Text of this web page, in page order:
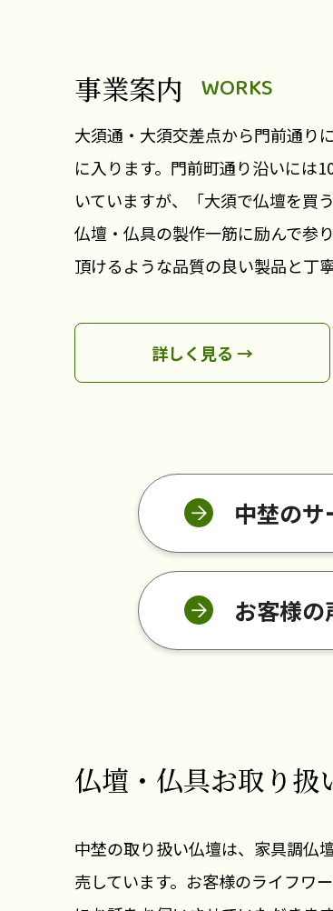
事業案内 WORKS
大須通・大須交差点から門前通り
に入ります。門前町通り沿いには
いていますが、「大須で仏壇を買
仏壇・仏具の製作一筋に励んで参
頂けるような品質の良い製品と丁
詳しく見る →
中埜のサ
お客様の
仏壇・仏具お取り扱
中埜の取り扱い仏壇は、家具調仏
売しています。お客様のライフワ